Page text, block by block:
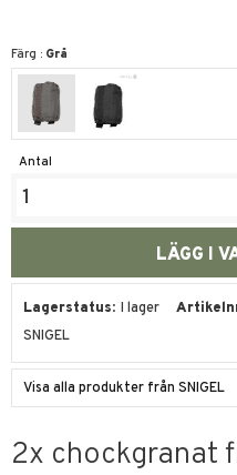
Färg : Grå
Antal
Lagerstatus I lager
SNIGEL
Visa alla produkter från SNIGEL
2x chockgranat